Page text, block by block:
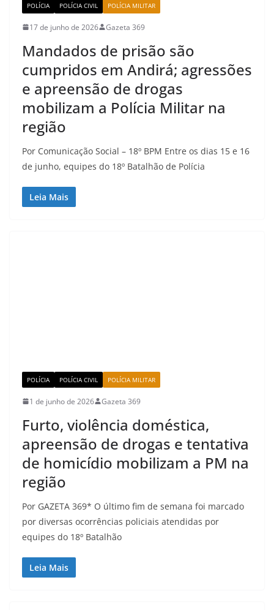
POLÍCIA POLÍCIA CIVIL POLÍCIA MILITAR
17 de junho de 2026 Gazeta 369
Mandados de prisão são
cumpridos em Andirá; agressões
e apreensão de drogas
mobilizam a Polícia Militar na
região
Por Comunicação Social – 18º BPM Entre os dias 15 e 16
de junho, equipes do 18º Batalhão de Polícia
Leia Mais
POLÍCIA POLÍCIA CIVIL POLÍCIA MILITAR
1 de junho de 2026 Gazeta 369
Furto, violência doméstica,
apreensão de drogas e tentativa
de homicídio mobilizam a PM na
região
Por GAZETA 369* O último fim de semana foi marcado
por diversas ocorrências policiais atendidas por
equipes do 18º Batalhão
Leia Mais